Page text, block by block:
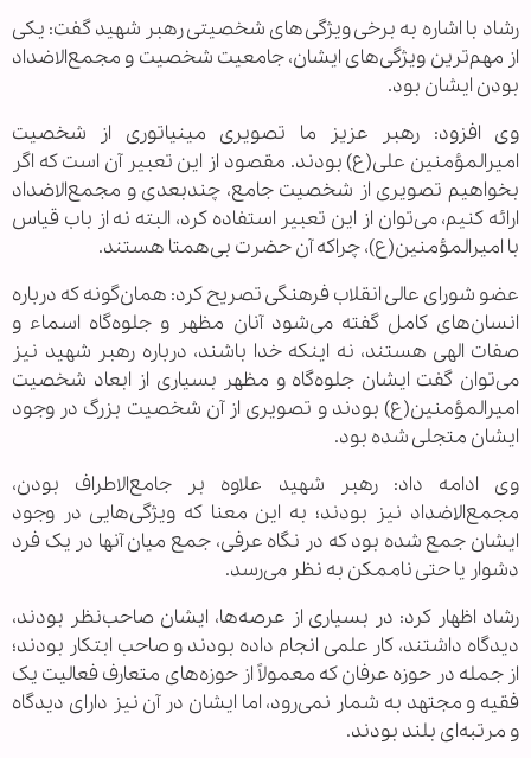
رشاد با اشاره به برخی ویژگی‌های شخصیتی رهبر شهید گفت: یکی
از مهم‌ترین ویژگی‌های ایشان، جامعیت شخصیت و مجمع‌الاضداد
بودن ایشان بود.
وی افزود: رهبر عزیز ما تصویری مینیاتوری از شخصیت
امیرالمؤمنین علی(ع) بودند. مقصود از این تعبیر آن است که اگر
بخواهیم تصویری از شخصیت جامع، چندبعدی و مجمع‌الاضداد
ارائه کنیم، می‌توان از این تعبیر استفاده کرد، البته نه از باب قیاس
با امیرالمؤمنین(ع)، چراکه آن حضرت بی‌همتا هستند.
عضو شورای عالی انقلاب فرهنگی تصریح کرد: همان‌گونه که درباره
انسان‌های کامل گفته می‌شود آنان مظهر و جلوه‌گاه اسماء و
صفات الهی هستند، نه اینکه خدا باشند، درباره رهبر شهید نیز
می‌توان گفت ایشان جلوه‌گاه و مظهر بسیاری از ابعاد شخصیت
امیرالمؤمنین(ع) بودند و تصویری از آن شخصیت بزرگ در وجود
ایشان متجلی شده بود.
وی ادامه داد: رهبر شهید علاوه بر جامع‌الاطراف بودن،
مجمع‌الاضداد نیز بودند؛ به این معنا که ویژگی‌هایی در وجود
ایشان جمع شده بود که در نگاه عرفی، جمع میان آنها در یک فرد
دشوار یا حتی ناممکن به نظر می‌رسد.
رشاد اظهار کرد: در بسیاری از عرصه‌ها، ایشان صاحب‌نظر بودند،
دیدگاه داشتند، کار علمی انجام داده بودند و صاحب ابتکار بودند؛
از جمله در حوزه عرفان که معمولاً از حوزه‌های متعارف فعالیت یک
فقیه و مجتهد به شمار نمی‌رود، اما ایشان در آن نیز دارای دیدگاه
و مرتبه‌ای بلند بودند.